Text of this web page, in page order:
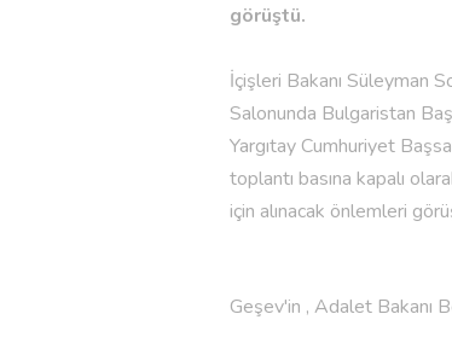
görüştü.
İçişleri Bakanı Süleyman
Salonunda Bulgaristan
Yargıtay Cumhuriyet
toplantı basına kapalı
için alınacak önlemleri
Geşev'in , Adalet Bakanı